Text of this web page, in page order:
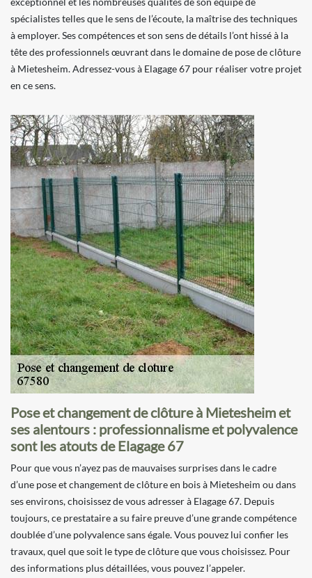
spécialistes telles que le sens de l’écoute, la maîtrise des techniques
à employer. Ses compétences et son sens de détails l’ont hissé à la
tête des professionnels œuvrant dans le domaine de pose de clôture
à Mietesheim. Adressez-vous à Elagage 67 pour réaliser votre projet
en ce sens.
Pose et changement de clôture à Mietesheim et
ses alentours : professionnalisme et polyvalence
sont les atouts de Elagage 67
Pour que vous n’ayez pas de mauvaises surprises dans le cadre
d’une pose et changement de clôture en bois à Mietesheim ou dans
ses environs, choisissez de vous adresser à Elagage 67. Depuis
toujours, ce prestataire a su faire preuve d’une grande compétence
doublée d’une polyvalence sans égale. Vous pouvez lui confier les
travaux, quel que soit le type de clôture que vous choisissez. Pour
des informations plus détaillées, vous pouvez l’appeler.